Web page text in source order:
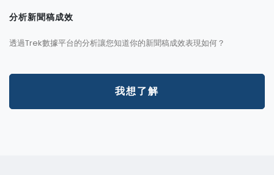
分析新聞稿成效
透過Trek數據平台的分析讓您知道你的新聞稿成效表現如何？
我想了解